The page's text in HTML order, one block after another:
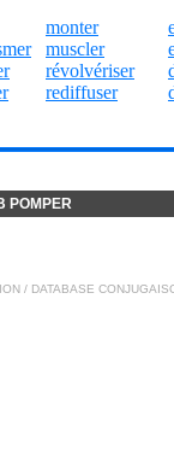
monter
muscler
révolvériser
rediffuser
POMPER
/ DATABASE